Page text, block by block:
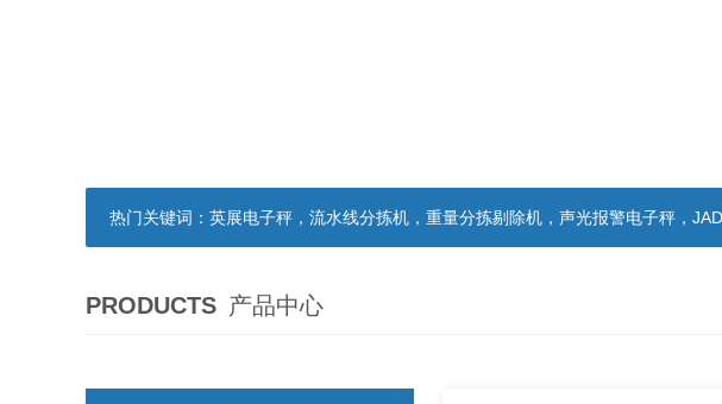
热门关键词： 英展电子秤，流水线分拣机，重量分拣剔除机，声光报警电子秤，JADEVER杰特
PRODUCTS 产品中心